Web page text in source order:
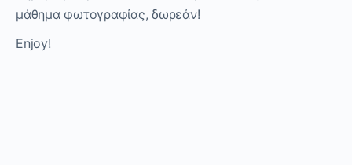
μάθημα φωτογραφίας, δωρεάν!
Enjoy!